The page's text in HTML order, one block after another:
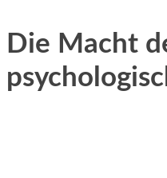
Die Macht